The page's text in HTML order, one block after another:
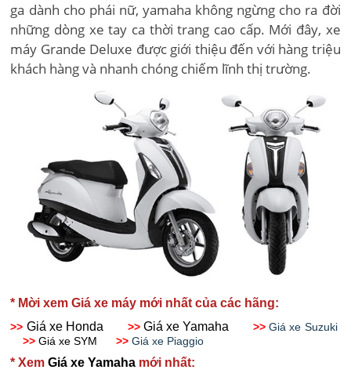
ga dành cho phái nữ, yamaha không ngừng cho ra đời
những dòng xe tay ca thời trang cao cấp. Mới đây, xe
máy Grande Deluxe được giới thiệu đến với hàng triệu
khách hàng và nhanh chóng chiếm lĩnh thị trường.
* Mời xem Giá xe máy mới nhất của các hãng:
>> Giá xe Honda >> Giá xe Yamaha >>Giá xe Suzuki
>> Giá xe SYM>> Giá xe Piaggio
* XemGiá xe Yamaha mới nhất: